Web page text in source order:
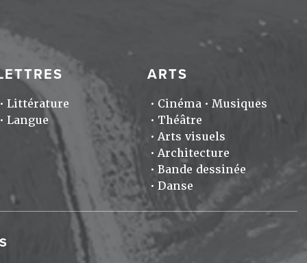
Littérature
Langue
ARTS
Cinéma
Musiques
Théâtre
Arts visuels
Architecture
Bande dessinée
Danse